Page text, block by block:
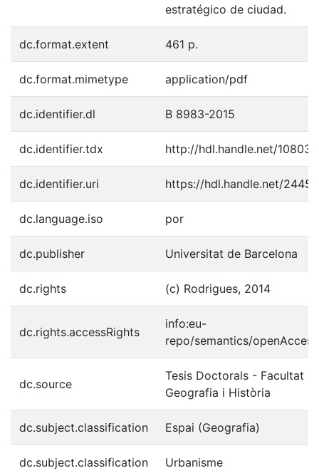
estratégico de ciudad.
dc.format.extent 461 p.
dc.format.mimetype application/pdf
dc.identifier.dl B 8983-2015
dc.identifier.tdx http://hdl.handle.net/10803/
dc.identifier.uri https://hdl.handle.net/2445/
dc.language.iso por
dc.publisher Universitat de Barcelona
dc.rights (c) Rodrigues, 2014
dc.rights.accessRights
info:eu-
repo/semantics/openAccess
dc.source
Tesis Doctorals - Facultat -
Geografia i Història
dc.subject.classification Espai (Geografia)
dc.subject.classification Urbanisme